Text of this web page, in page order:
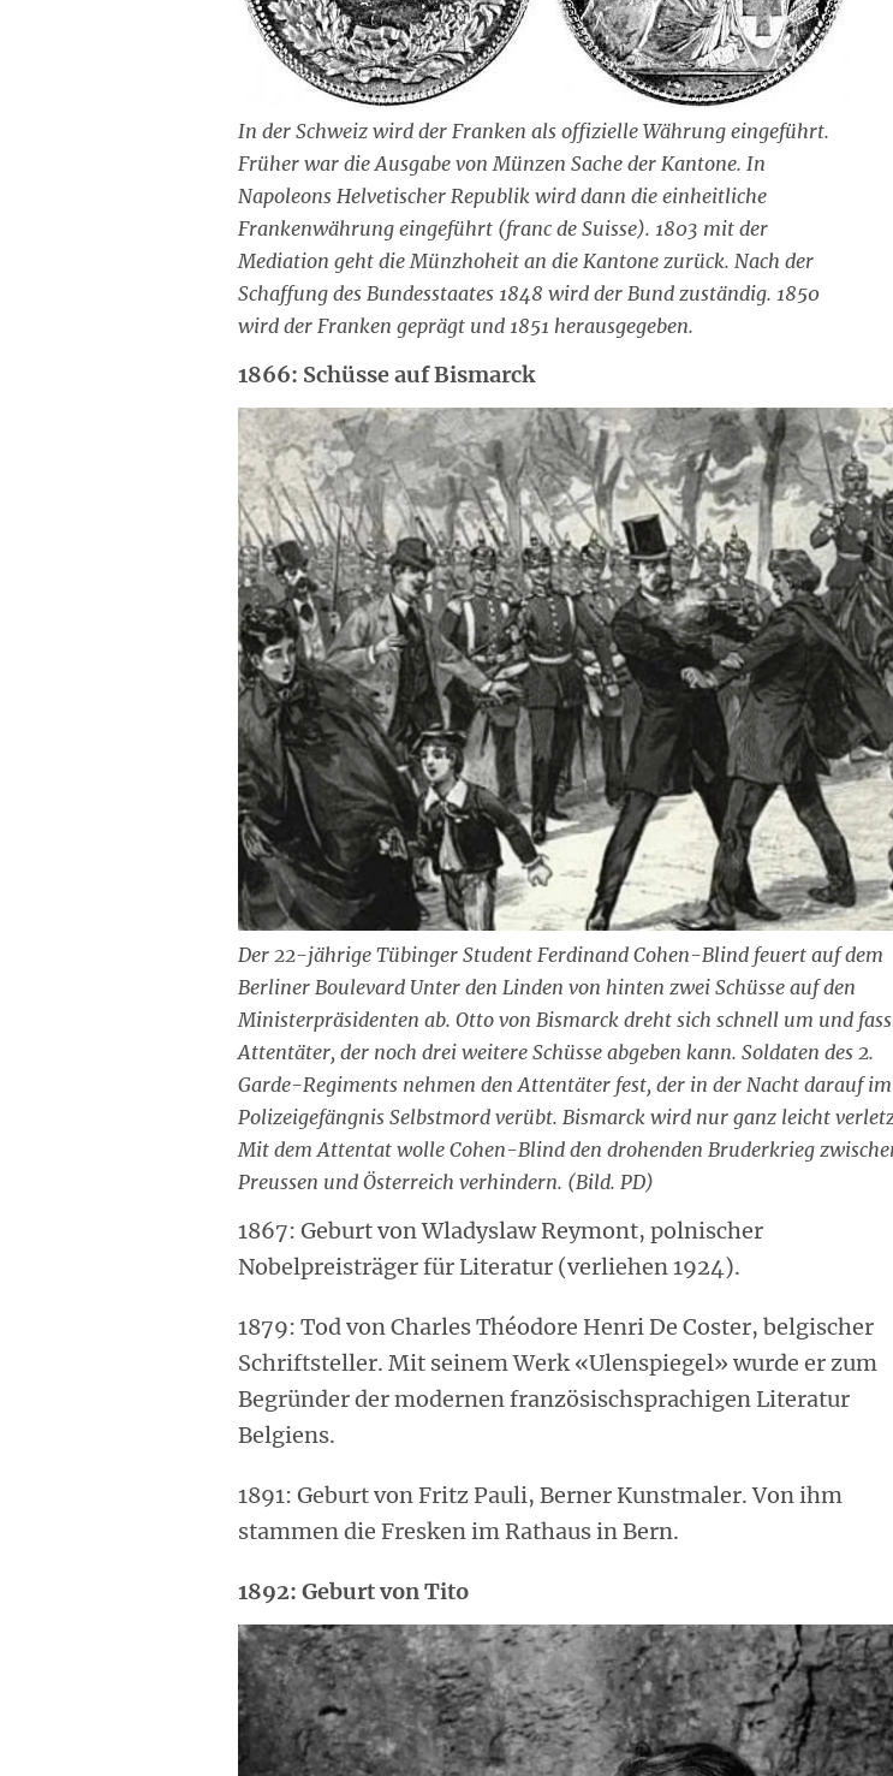
In der Schweiz wird der Franken als offizielle Währung eingeführt.
Früher war die Ausgabe von Münzen Sache der Kantone. In
Napoleons Helvetischer Republik wird dann die einheitliche
Frankenwährung eingeführt (franc de Suisse). 1803 mit der
Mediation geht die Münzhoheit an die Kantone zurück. Nach der
Schaffung des Bundesstaates 1848 wird der Bund zuständig. 1850
wird der Franken geprägt und 1851 herausgegeben.
1866: Schüsse auf Bismarck
Der 22-jährige Tübinger Student Ferdinand Cohen-Blind feuert auf dem
Berliner Boulevard Unter den Linden von hinten zwei Schüsse auf den
Ministerpräsidenten ab. Otto von Bismarck dreht sich schnell um und
Attentäter, der noch drei weitere Schüsse abgeben kann. Soldaten des 2.
Garde-Regiments nehmen den Attentäter fest, der in der Nacht darauf im
Polizeigefängnis Selbstmord verübt. Bismarck wird nur ganz leicht
Mit dem Attentat wolle Cohen-Blind den drohenden Bruderkrieg
Preussen und Österreich verhindern. (Bild. PD)
1867: Geburt von Wladyslaw Reymont, polnischer
Nobelpreisträger für Literatur (verliehen 1924).
1879: Tod von Charles Théodore Henri De Coster, belgischer
Schriftsteller. Mit seinem Werk «Ulenspiegel» wurde er zum
Begründer der modernen französischsprachigen Literatur
Belgiens.
1891: Geburt von Fritz Pauli, Berner Kunstmaler. Von ihm
stammen die Fresken im Rathaus in Bern.
1892: Geburt von Tito